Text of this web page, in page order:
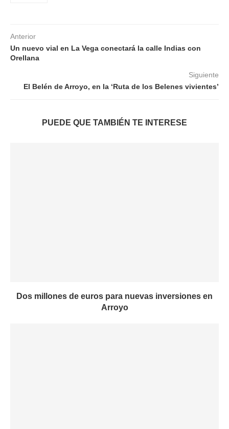
Anterior
Un nuevo vial en La Vega conectará la calle Indias con
Orellana
Siguiente
El Belén de Arroyo, en la ‘Ruta de los Belenes vivientes’
PUEDE QUE TAMBIÉN TE INTERESE
Dos millones de euros para nuevas inversiones en
Arroyo